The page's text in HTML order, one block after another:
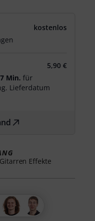
kostenlos
5,90 €
Min. für
Lieferdatum
Effekte